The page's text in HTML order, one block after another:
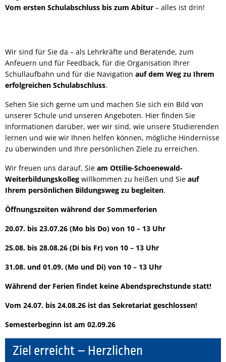
Vom ersten Schulabschluss bis zum Abitur – alles ist drin!
Wir sind für Sie da – als Lehrkräfte und Beratende, zum
Anfeuern und für Feedback, für die Organisation Ihrer
Schullaufbahn und für die Navigation auf dem Weg zu Ihrem
erfolgreichen Schulabschluss.
Sehen Sie sich gerne um und machen Sie sich ein Bild von
unserer Schule und unseren Angeboten. Hier finden Sie
Informationen darüber, wer wir sind, wie unsere Studierenden
lernen und wie wir Ihnen helfen können, mögliche Hindernisse
zu überwinden und Ihre persönlichen Ziele zu erreichen.
Wir freuen uns darauf, Sie am Ottilie-Schoenewald-
Weiterbildungskolleg willkommen zu heißen und Sie auf
Ihrem persönlichen Bildungsweg zu begleiten.
Öffnungszeiten während der Sommerferien
20.07. bis 23.07.26 (Mo bis Do) von 10 – 13 Uhr
25.08. bis 28.08.26 (Di bis Fr) von 10 – 13 Uhr
31.08. und 01.09. (Mo und Di) von 10 – 13 Uhr
Während der Ferien findet keine Abendsprechstunde statt!
Vom 24.07. bis 24.08.26 ist das Sekretariat geschlossen!
Semesterbeginn ist am 02.09.26
Ziel erreicht – Herzlichen